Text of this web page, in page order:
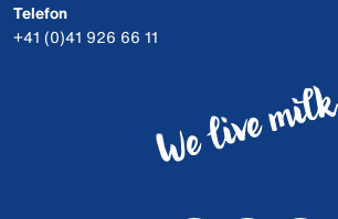
Telefon
+41 (0)41 926 66 11